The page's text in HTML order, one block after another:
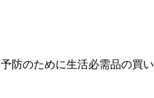
防のために生活必需品の買い